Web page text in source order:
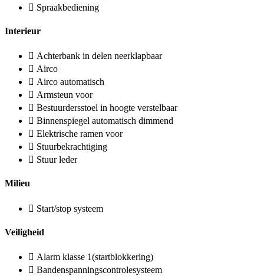
Spraakbediening
Interieur
Achterbank in delen neerklapbaar
Airco
Airco automatisch
Armsteun voor
Bestuurdersstoel in hoogte verstelbaar
Binnenspiegel automatisch dimmend
Elektrische ramen voor
Stuurbekrachtiging
Stuur leder
Milieu
Start/stop systeem
Veiligheid
Alarm klasse 1(startblokkering)
Bandenspanningscontrolesysteem